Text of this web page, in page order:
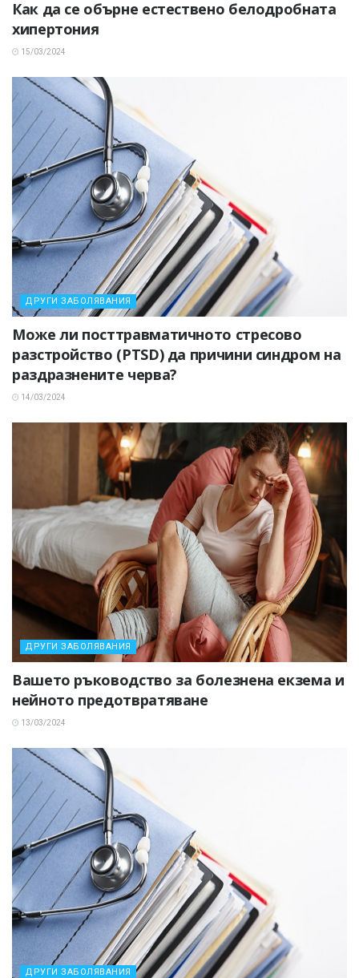
Как да се обърне естествено белодробната
хипертония
15/03/2024
ДРУГИ ЗАБОЛЯВАНИЯ
Може ли посттравматичното стресово
разстройство (PTSD) да причини синдром на
раздразнените черва?
14/03/2024
ДРУГИ ЗАБОЛЯВАНИЯ
Вашето ръководство за болезнена екзема и
нейното предотвратяване
13/03/2024
ДРУГИ ЗАБОЛЯВАНИЯ